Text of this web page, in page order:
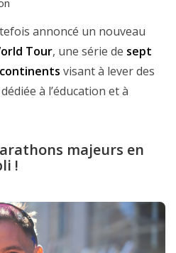
annoncé un nouveau
Tour, une série de sept
visant à lever des
à l’éducation et à
majeurs en
!